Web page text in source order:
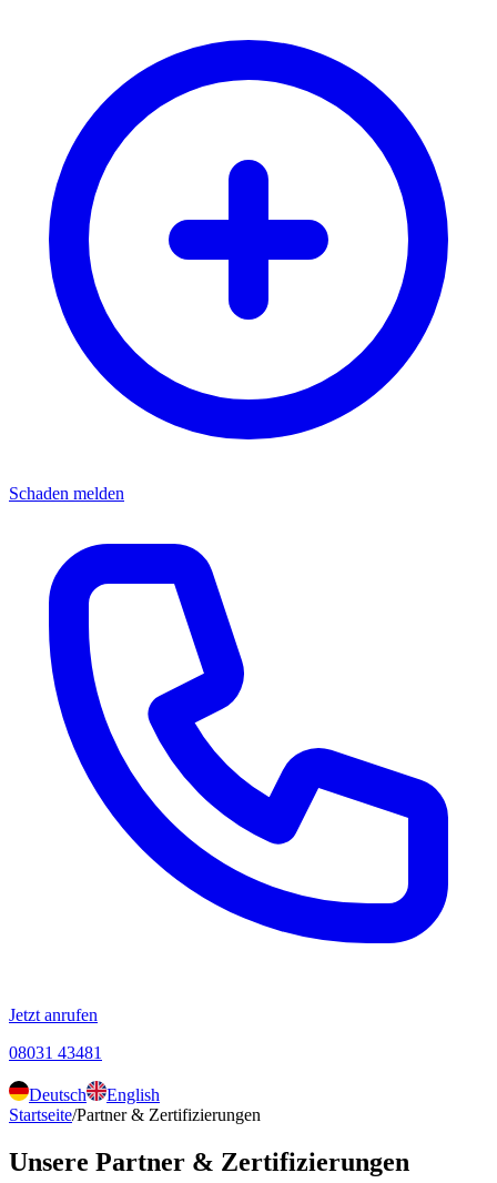
Schaden melden
Jetzt anrufen
08031 43481
Deutsch
English
Startseite/Partner & Zertifizierungen
Unsere Partner & Zertifizierungen